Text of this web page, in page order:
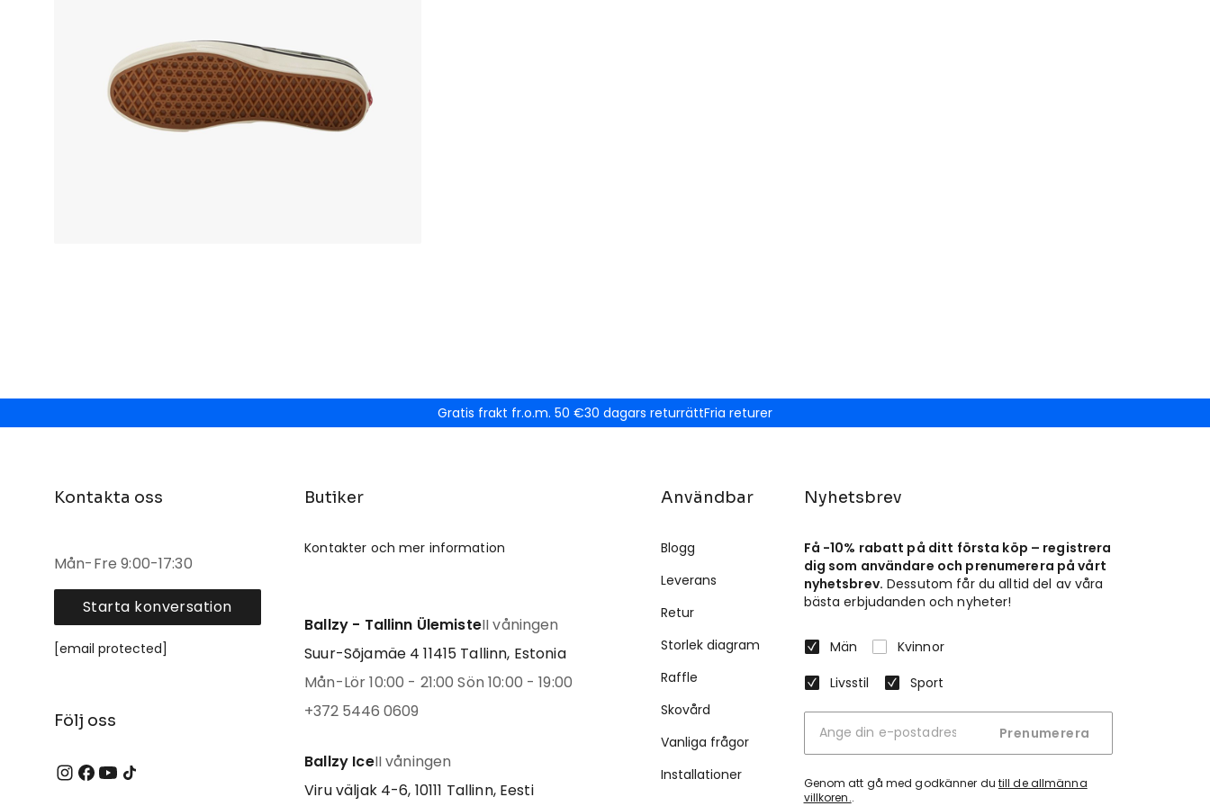
Gratis frakt fr.o.m. 50 €30 dagars returrättFria returer
Kontakta oss
Mån-Fre 9:00-17:30
Starta konversation
[email protected]
Följ oss
Butiker
Kontakter och mer information
Ballzy - Tallinn ÜlemisteII våningen
Suur-Sõjamäe 4 11415 Tallinn, Estonia
Mån-Lör 10:00 - 21:00 Sön 10:00 - 19:00
+372 5446 0609
Ballzy IceII våningen
Viru väljak 4-6, 10111 Tallinn, Eesti
Användbar
Blogg
Leverans
Retur
Storlek diagram
Raffle
Skovård
Vanliga frågor
Installationer
Nyhetsbrev
Få -10% rabatt på ditt första köp – registrera
dig som användare och prenumerera på vårt
nyhetsbrev. Dessutom får du alltid del av våra
bästa erbjudanden och nyheter!
Män
Kvinnor
Livsstil
Sport
Prenumerera
Genom att gå med godkänner du till de allmänna
villkoren..